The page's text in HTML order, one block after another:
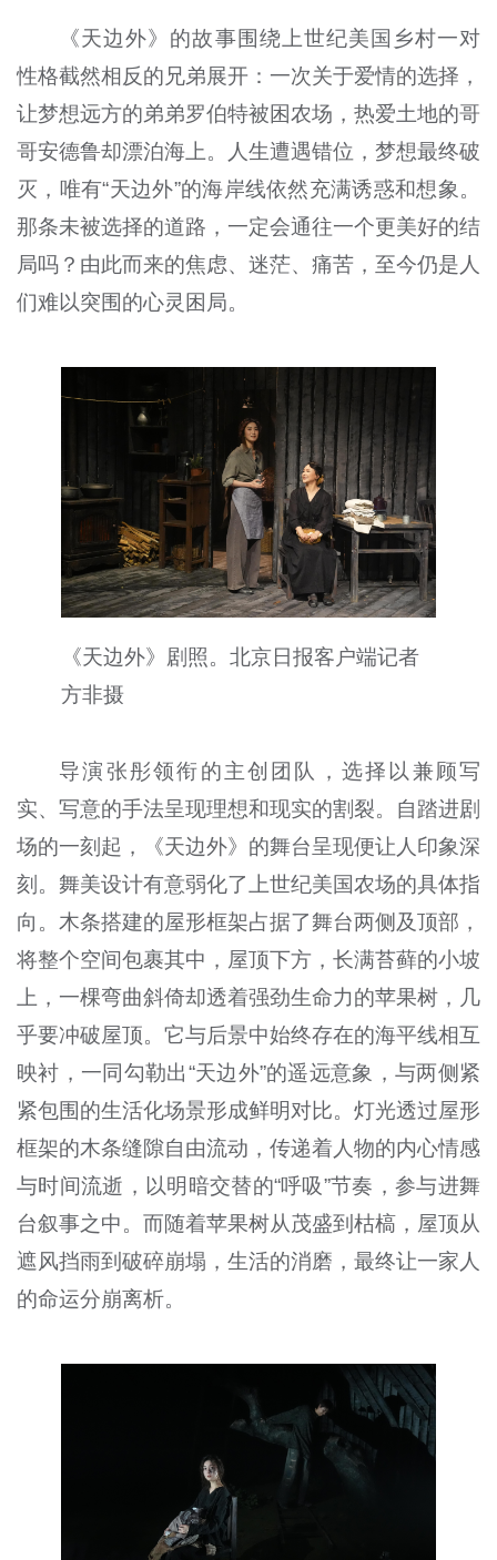
《天边外》的故事围绕上世纪美国乡村一对
性格截然相反的兄弟展开：一次关于爱情的选择，
让梦想远方的弟弟罗伯特被困农场，热爱土地的哥
哥安德鲁却漂泊海上。人生遭遇错位，梦想最终破
灭，唯有“天边外”的海岸线依然充满诱惑和想象。
那条未被选择的道路，一定会通往一个更美好的结
局吗？由此而来的焦虑、迷茫、痛苦，至今仍是人
们难以突围的心灵困局。
《天边外》剧照。北京日报客户端记者
方非摄
导演张彤领衔的主创团队，选择以兼顾写
实、写意的手法呈现理想和现实的割裂。自踏进剧
场的一刻起，《天边外》的舞台呈现便让人印象深
刻。舞美设计有意弱化了上世纪美国农场的具体指
向。木条搭建的屋形框架占据了舞台两侧及顶部，
将整个空间包裹其中，屋顶下方，长满苔藓的小坡
上，一棵弯曲斜倚却透着强劲生命力的苹果树，几
乎要冲破屋顶。它与后景中始终存在的海平线相互
映衬，一同勾勒出“天边外”的遥远意象，与两侧紧
紧包围的生活化场景形成鲜明对比。灯光透过屋形
框架的木条缝隙自由流动，传递着人物的内心情感
与时间流逝，以明暗交替的“呼吸”节奏，参与进舞
台叙事之中。而随着苹果树从茂盛到枯槁，屋顶从
遮风挡雨到破碎崩塌，生活的消磨，最终让一家人
的命运分崩离析。